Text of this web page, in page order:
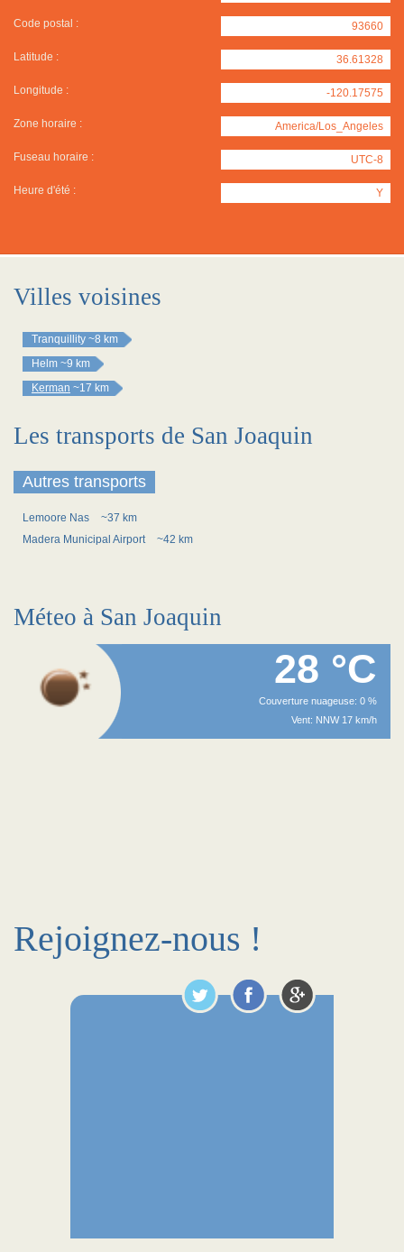
Code postal : 93660
Latitude : 36.61328
Longitude : -120.17575
Zone horaire : America/Los_Angeles
Fuseau horaire : UTC-8
Heure d'été : Y
Villes voisines
Tranquillity ~8 km
Helm ~9 km
Kerman ~17 km
Les transports de San Joaquin
Autres transports
Lemoore Nas
~37 km
Madera Municipal Airport
~42 km
Méteo à San Joaquin
28 °C
Couverture nuageuse: 0 %
Vent: NNW 17 km/h
Rejoignez-nous !